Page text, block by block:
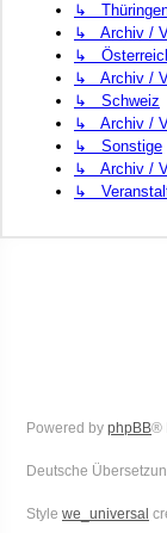
↳
↳ Archiv /
↳
↳ Archiv /
↳ Schweiz
↳ Archiv /
↳ Sonstige
↳ Archiv /
↳
Powered by phpBB®
Deutsche
Style we_universal